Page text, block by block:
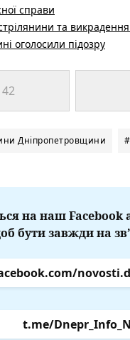
42
справи
та викрадення
оголосили підозру
Дніпропетровщини
на наш Facebook
бути завжди на
t.me/